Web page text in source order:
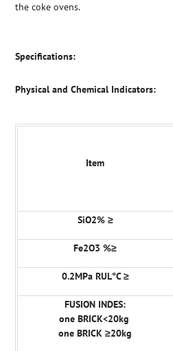
the coke ovens.
Specifications:
Physical and Chemical Indicators:
Item
SiO2% ≥
Fe2O3 %≥
0.2MPa RUL°C ≥
FUSION INDES:
one BRICK<20kg
one BRICK ≥20kg